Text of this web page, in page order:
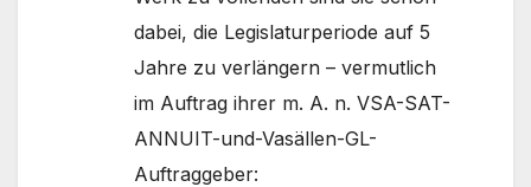
dabei, die Legislaturperiode auf 5
Jahre zu verlängern – vermutlich
im Auftrag ihrer m. A. n. VSA-SAT-
ANNUIT-und-Vasällen-GL-
Auftraggeber: